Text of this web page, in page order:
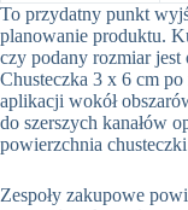
To przydatny punkt
planowanie produktu.
czy podany rozmiar
Chusteczka 3 x 6 cm
aplikacji wokół
do szerszych kanałów
powierzchnia
Zespoły zakupowe